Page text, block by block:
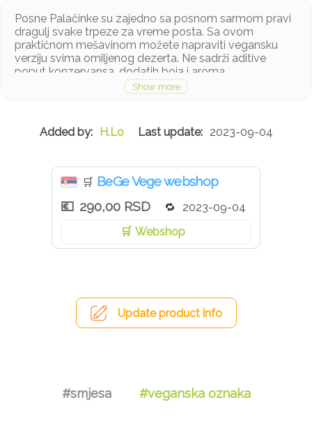
Posne Palačinke su zajedno sa posnom sarmom pravi
dragulj svake trpeze za vreme posta. Sa ovom
praktičnom mešavinom možete napraviti vegansku
verziju svima omiljenog dezerta. Ne sadrži aditive
poput konzervansa, dodatih boja i aroma.
Sastojci: Pšenično brašno, brašno od bele kinoe (20%),
natrijumbikarbonat (soda bikarbona).
veštacke boje.
H.Lo 2023-09-04
🛒 BeGe Vege webshop
290,00 RSD
2023-09-04
Webshop
Update product info
#smjesa #veganska oznaka